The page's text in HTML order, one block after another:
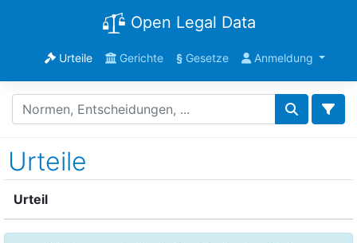
Open Legal Data
Urteile Gerichte §Gesetze Anmeldung
Urteile
Urteil